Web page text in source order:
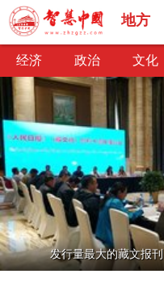
地方
经济 政治 文化
经济
经济观察 产业纵横 区域
经济转型
供给侧改革
政治
深化改革 依法治国 司法
发行量最大的藏文报